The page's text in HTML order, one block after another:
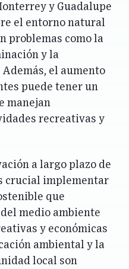
y Guadalupe
el entorno natural
problemas como la
y la
el aumento
puede tener un
manejan
recreativas y
a largo plazo de
crucial implementar
que
medio ambiente
y económicas
ambiental y la
local son